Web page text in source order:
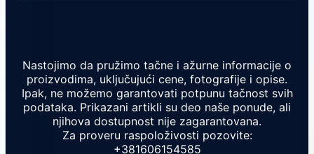
Nastojimo da pružimo tačne i ažurne informacije o
proizvodima, uključujući cene, fotografije i opise.
Ipak, ne možemo garantovati potpunu tačnost svih
podataka. Prikazani artikli su deo naše ponude, ali
njihova dostupnost nije zagarantovana.
Za proveru raspoloživosti pozovite:
+381606154585